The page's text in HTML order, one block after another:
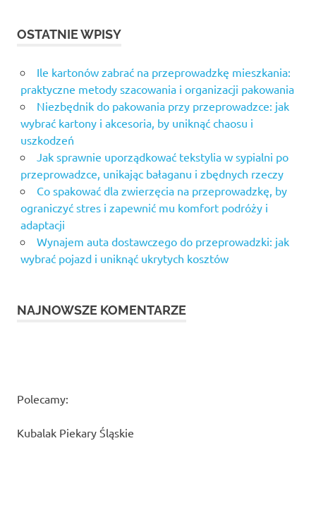
OSTATNIE WPISY
Ile kartonów zabrać na przeprowadzkę mieszkania:
praktyczne metody szacowania i organizacji pakowania
Niezbędnik do pakowania przy przeprowadzce: jak
wybrać kartony i akcesoria, by uniknąć chaosu i
uszkodzeń
Jak sprawnie uporządkować tekstylia w sypialni po
przeprowadzce, unikając bałaganu i zbędnych rzeczy
Co spakować dla zwierzęcia na przeprowadzkę, by
ograniczyć stres i zapewnić mu komfort podróży i
adaptacji
Wynajem auta dostawczego do przeprowadzki: jak
wybrać pojazd i uniknąć ukrytych kosztów
NAJNOWSZE KOMENTARZE
Polecamy:
Kubalak Piekary Śląskie